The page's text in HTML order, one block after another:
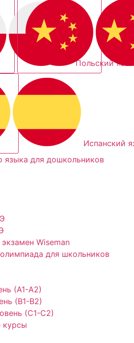
Польский
Испанский
языка для дошкольников
Wiseman
для школьников
(А1-А2)
(В1-В2)
(С1-С2)
курсы